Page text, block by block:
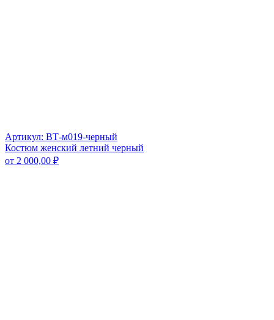
Артикул: ВТ-м019-черный
Костюм женский летний черный
от 2 000,00 ₽